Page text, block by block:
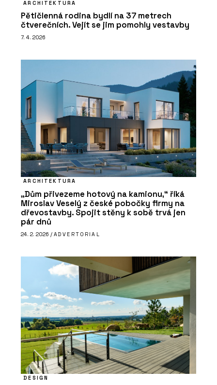
ARCHITEKTURA
Pětičlenná rodina bydlí na 37 metrech
čtverečních. Vejít se jim pomohly vestavby
7. 4. 2026
ARCHITEKTURA
„Dům přivezeme hotový na kamionu,“ říká
Miroslav Veselý z české pobočky firmy na
dřevostavby. Spojit stěny k sobě trvá jen
pár dnů
24. 2. 2026 / ADVERTORIAL
DESIGN